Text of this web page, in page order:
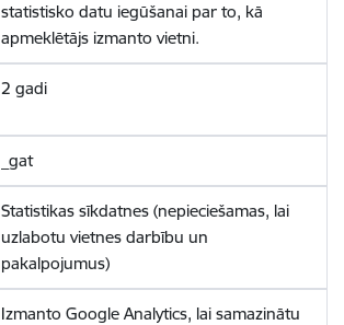
statistisko datu iegūšanai par to, kā
apmeklētājs izmanto vietni.
2 gadi
_gat
Statistikas sīkdatnes (nepieciešamas, lai
uzlabotu vietnes darbību un
pakalpojumus)
Izmanto Google Analytics, lai samazinātu